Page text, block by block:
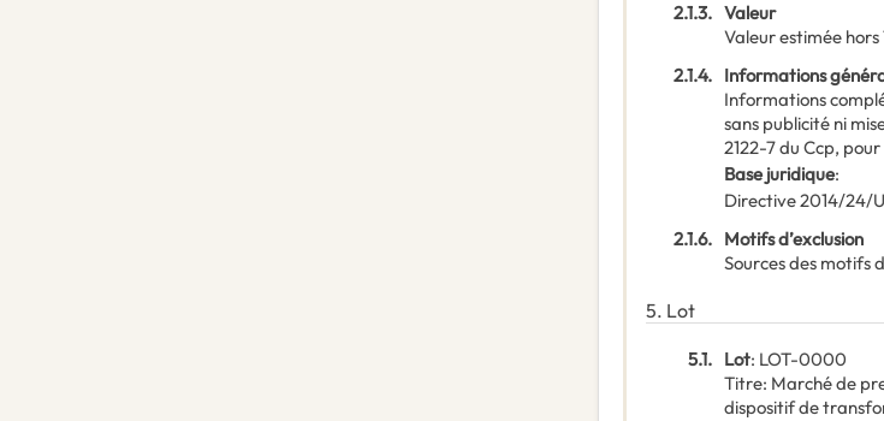
2.1.3. Valeur
Valeur estimée hors
2.1.4. Informations
Informations
sans publicité ni
2122-7 du Ccp,
Base juridique:
Directive 2014/24/
2.1.6. Motifs d’exclusion
Sources des motifs
5. Lot
5.1. Lot: LOT-0000
Titre: Marché de
dispositif de